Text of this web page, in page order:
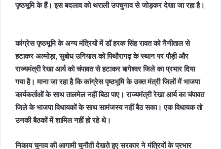
पृष्ठभूमि के हैं। इस बदलाव को थराली उपचुनाव से जोड़कर देखा जा रहा है।
कांग्रेस पृष्ठभूमि के अन्य मंत्रियों में डॉ हरक सिंह रावत को नैनीताल से
हटाकर अल्मोड़ा, सुबोध उनियाल को पिथौरागढ़ के स्थान पर पौड़ी और
राज्यमंत्री रेखा आर्य को चंपावत से हटाकर बागेश्वर जिले का प्रभार दिया
गया है। माना जा रहा है कि कांग्रेस पृष्ठभूमि के उक्त मंत्री जिलों में भाजपा
कार्यकर्ताओं के साथ तालमेल नहीं बिठा पाए। राज्यमंत्री रेखा आर्य का चंपावत
जिले के भाजपा विधायकों के साथ सामंजस्य नहीं बैठ सका। एक विधायक तो
उनकी बैठकों में शामिल नहीं हो रहे थे।
निकाय चुनाव की आगामी चुनौती देखते हुए सरकार ने मंत्रियों के प्रभार